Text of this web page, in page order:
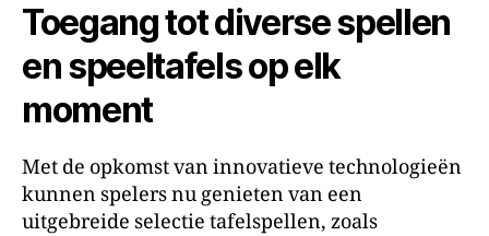
Toegang tot diverse spellen
en speeltafels op elk
moment
Met de opkomst van innovatieve technologieën
kunnen spelers nu genieten van een
uitgebreide selectie tafelspellen, zoals